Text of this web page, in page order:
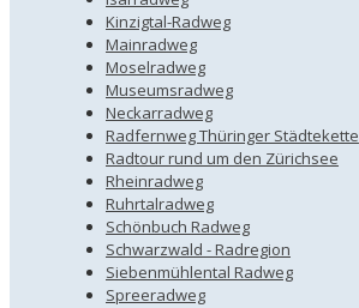
Kinzigtal-Radweg
Mainradweg
Moselradweg
Museumsradweg
Neckarradweg
Radfernweg Thüringer Städtekette
Radtour rund um den Zürichsee
Rheinradweg
Ruhrtalradweg
Schönbuch Radweg
Schwarzwald - Radregion
Siebenmühlental Radweg
Spreeradweg